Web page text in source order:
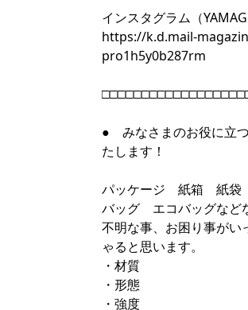
インスタグラム（
https://k.d.mail-
pro1h5y0b287rm
● みなさまのお役に立
たします！
パッケージ 紙箱 紙
バッグ エコバッグなど
不明な事、お困り事がい
ゃると思います。
・材質
・形態
・強度